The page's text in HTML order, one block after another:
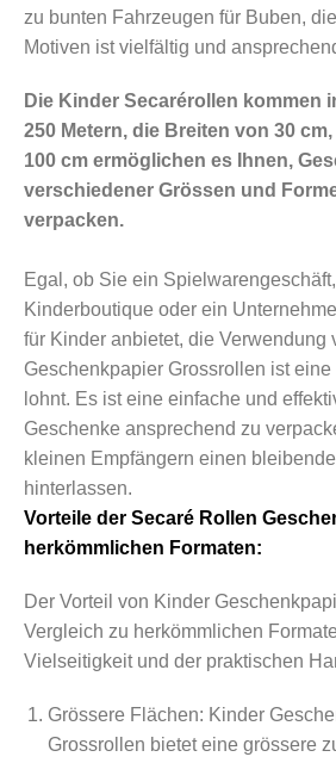
zu bunten Fahrzeugen für Buben,
Motiven ist vielfältig und
Die Kinder Secarérollen kommen
250 Metern, die Breiten von 30
100 cm ermöglichen es Ihnen,
verschiedener Grössen und
verpacken.
Egal, ob Sie ein
Kinderboutique oder ein
für Kinder anbietet, die Verwendung
Geschenkpapier Grossrollen ist
lohnt. Es ist eine einfache und
Geschenke ansprechend zu
kleinen Empfängern einen
hinterlassen.
Vorteile der Secaré Rollen
herkömmlichen Formaten:
Der Vorteil von Kinder
Vergleich zu herkömmlichen
Vielseitigkeit und der praktischen
Grössere Flächen: Kinder
Grossrollen bietet eine grössere